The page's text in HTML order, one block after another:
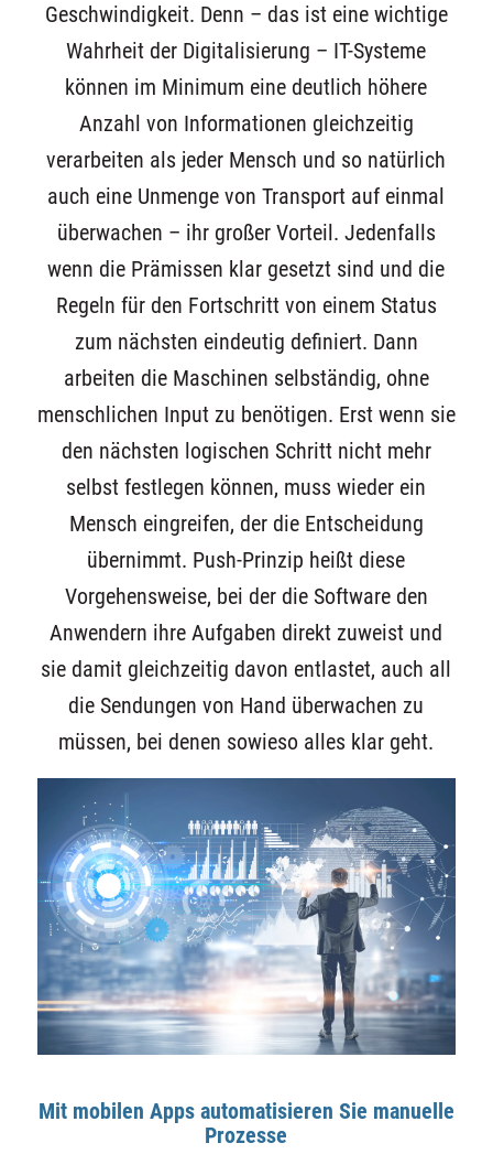
Geschwindigkeit. Denn – das ist eine wichtige
Wahrheit der Digitalisierung – IT-Systeme
können im Minimum eine deutlich höhere
Anzahl von Informationen gleichzeitig
verarbeiten als jeder Mensch und so natürlich
auch eine Unmenge von Transport auf einmal
überwachen – ihr großer Vorteil. Jedenfalls
wenn die Prämissen klar gesetzt sind und die
Regeln für den Fortschritt von einem Status
zum nächsten eindeutig definiert. Dann
arbeiten die Maschinen selbständig, ohne
menschlichen Input zu benötigen. Erst wenn sie
den nächsten logischen Schritt nicht mehr
selbst festlegen können, muss wieder ein
Mensch eingreifen, der die Entscheidung
übernimmt. Push-Prinzip heißt diese
Vorgehensweise, bei der die Software den
Anwendern ihre Aufgaben direkt zuweist und
sie damit gleichzeitig davon entlastet, auch all
die Sendungen von Hand überwachen zu
müssen, bei denen sowieso alles klar geht.
Mit mobilen Apps automatisieren Sie manuelle
Prozesse